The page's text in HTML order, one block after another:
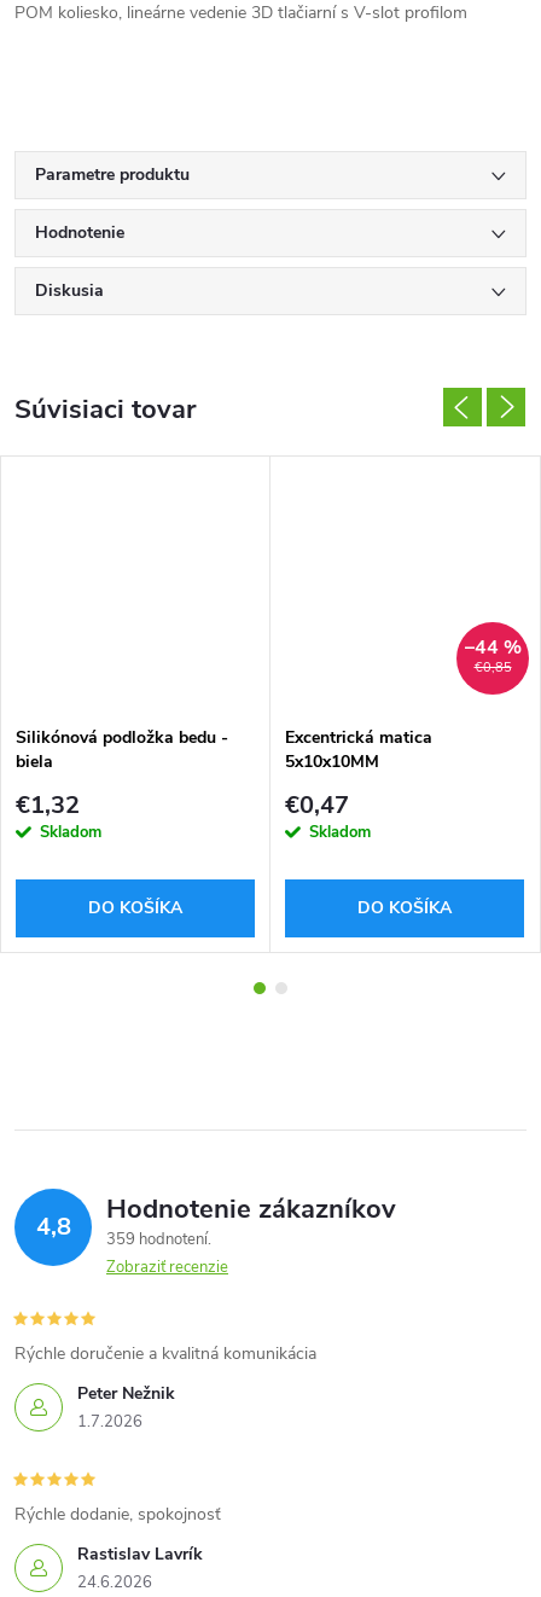
POM koliesko, lineárne vedenie 3D tlačiarní s V-slot profilom
Parametre produktu
Hodnotenie
Diskusia
Súvisiaci tovar
Silikónová podložka bedu -
biela
€1,32
Skladom
DO KOŠÍKA
€0,85
–44 %
Excentrická matica
5x10x10MM
€0,47
Skladom
DO KOŠÍKA
4,8 Hodnotenie zákazníkov
359 hodnotení
Zobraziť recenzie
Peter Nežnik
1.7.2026
Rýchle doručenie a kvalitná komunikácia
Rastislav Lavrík
24.6.2026
Rýchle dodanie, spokojnosť